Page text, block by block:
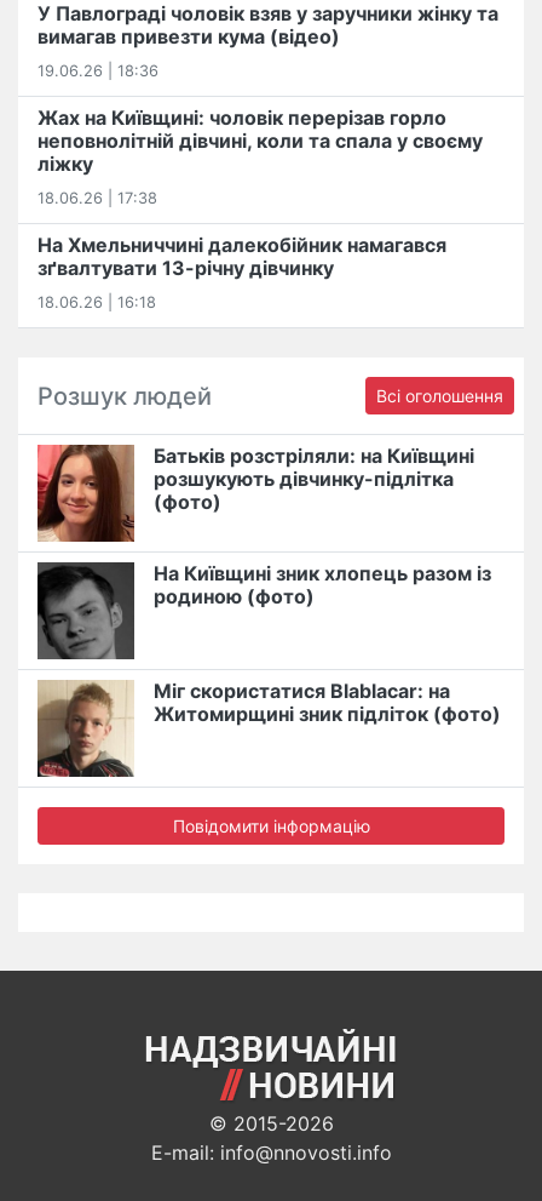
У Павлограді чоловік взяв у заручники жінку та
вимагав привезти кума (відео)
19.06.26 | 18:36
Жах на Київщині: чоловік перерізав горло
неповнолітній дівчині, коли та спала у своєму
ліжку
18.06.26 | 17:38
На Хмельниччині далекобійник намагався
зґвалтувати 13-річну дівчинку
18.06.26 | 16:18
Розшук людей Всі оголошення
Батьків розстріляли: на Київщині
розшукують дівчинку-підлітка
(фото)
На Київщині зник хлопець разом із
родиною (фото)
Міг скористатися Blablacar: на
Житомирщині зник підліток (фото)
Повідомити інформацію
© 2015-2026
E-mail: info@nnovosti.info